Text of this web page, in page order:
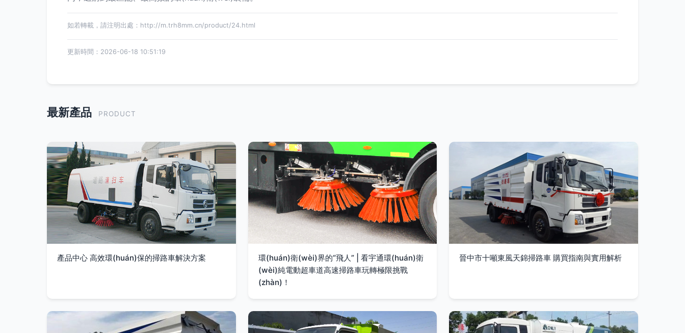
如若轉載，請注明出處：http://m.trh8mm.cn/product/24.html
更新時間：2026-06-18 10:51:19
最新產品 PRODUCT
產品中心 高效環(huán)保的掃路車解決方案
環(huán)衛(wèi)界的“飛人” | 看宇通環(huán)衛
(wèi)純電動超車道高速掃路車玩轉極限挑戰
(zhàn)！
晉中市十噸東風天錦掃路車 購買指南與實用解析